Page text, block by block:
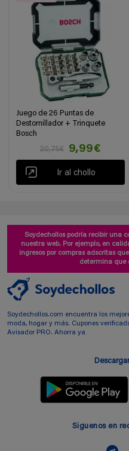
Juego de 26 Puntas de
Destornillador + Trinquete
Bosch
20,75€
9,99€
Ir al chollo
Soydechollos podría recibir una
nuestra web. Por ejemplo, en
ingresos por compras adscritas
determina que
Soydechollos.com encuentra los
moda, hogar y más. Cupones
Avisador PRO. Ahorra ya
Siguenos en